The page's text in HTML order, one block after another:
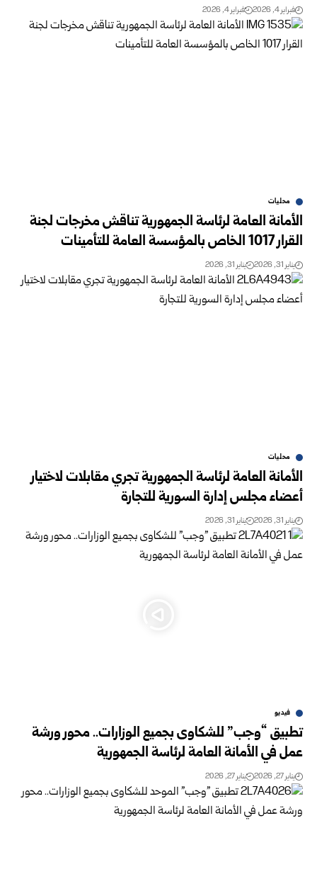
فبراير 4, 2026 فبراير 4, 2026
محليات
الأمانة العامة لرئاسة الجمهورية تناقش مخرجات لجنة
القرار 1017 الخاص بالمؤسسة العامة للتأمينات
يناير 31, 2026 يناير 31, 2026
محليات
الأمانة العامة لرئاسة الجمهورية تجري مقابلات لاختيار
أعضاء مجلس إدارة السورية للتجارة
يناير 31, 2026 يناير 31, 2026
فيديو
تطبيق “وجب” للشكاوى بجميع الوزارات.. محور ورشة
عمل في الأمانة العامة لرئاسة الجمهورية
يناير 27, 2026 يناير 27, 2026